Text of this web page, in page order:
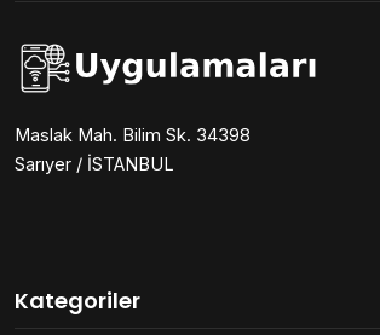
Maslak Mah. Bilim Sk. 34398
Sarıyer / İSTANBUL
Kategoriler